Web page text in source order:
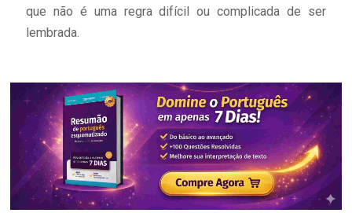
que não é uma regra difícil ou complicada de ser
lembrada.